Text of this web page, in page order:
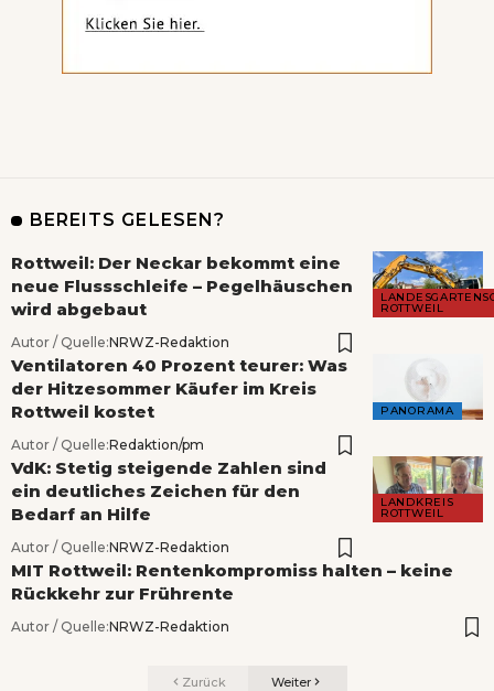
BEREITS GELESEN?
ROTTWEIL
Rottweil: Der Neckar bekommt eine
neue Flussschleife – Pegelhäuschen
wird abgebaut
Autor / Quelle:NRWZ-Redaktion
PANORAMA
Ventilatoren 40 Prozent teurer: Was
der Hitzesommer Käufer im Kreis
Rottweil kostet
Autor / Quelle:Redaktion/pm
LANDKREIS
ROTTWEIL
VdK: Stetig steigende Zahlen sind
ein deutliches Zeichen für den
Bedarf an Hilfe
Autor / Quelle:NRWZ-Redaktion
MIT Rottweil: Rentenkompromiss halten – keine
Rückkehr zur Frührente
Autor / Quelle:NRWZ-Redaktion
Zurück Weiter